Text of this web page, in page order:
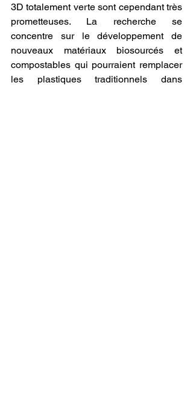
3D totalement verte sont cependant très
prometteuses. La recherche se
concentre sur le développement de
nouveaux matériaux biosourcés et
compostables qui pourraient remplacer
les plastiques traditionnels dans